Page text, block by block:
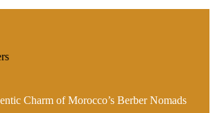
Charm of Morocco’s Berber Nomads